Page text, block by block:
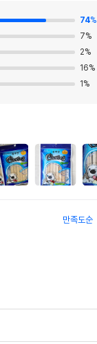
74%
7%
2%
16%
1 %
만족도순